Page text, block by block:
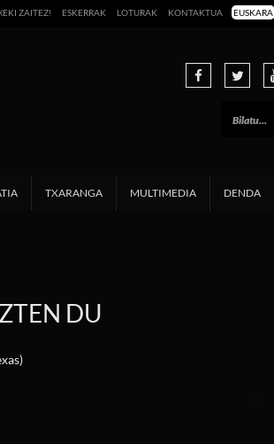
EUSKARA
ZAITEZ! ESKERRAK LOTURAK KONTAKTUA
TXARANGA MULTIMEDIA DENDA
DU